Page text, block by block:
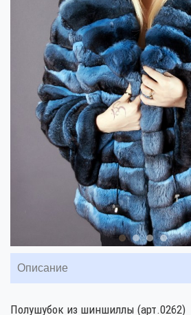
Описание
Полушубок из шиншиллы (арт.0262)